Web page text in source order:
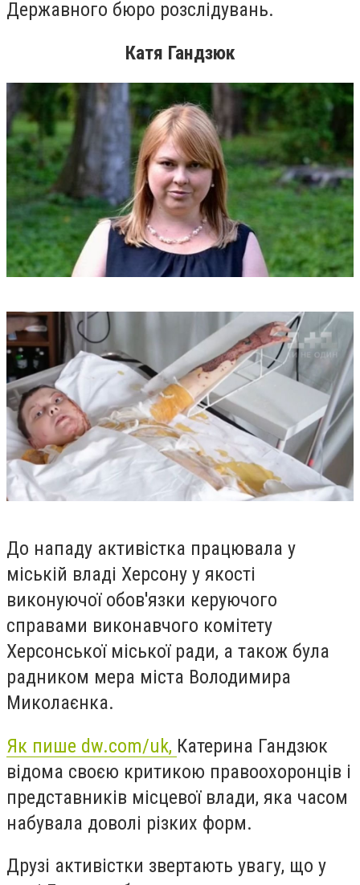
Державного бюро розслідувань.
Катя Гандзюк
До нападу активістка працювала у
міській владі Херсону у якості
виконуючої обов'язки керуючого
справами виконавчого комітету
Херсонської міської ради, а також була
радником мера міста Володимира
Миколаєнка.
Як пише dw.com/uk, Катерина Гандзюк
відома своєю критикою правоохоронців і
представників місцевої влади, яка часом
набувала доволі різких форм.
Друзі активістки звертають увагу, що у